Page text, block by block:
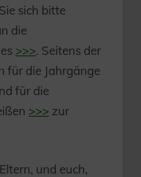
sich bitte
die
>>>. Seitens der
für die Jahrgänge
für die
>>> zur
und euch,